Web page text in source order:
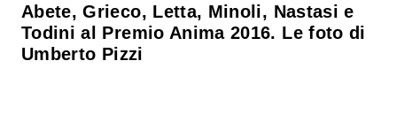
Abete, Grieco, Letta, Minoli, Nastasi e
Todini al Premio Anima 2016. Le foto di
Umberto Pizzi